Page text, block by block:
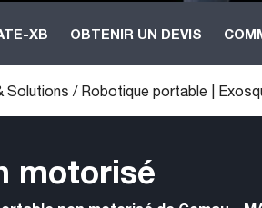
XB OBTENIR UN DEVIS
Solutions / Robotique portable |
motorisé